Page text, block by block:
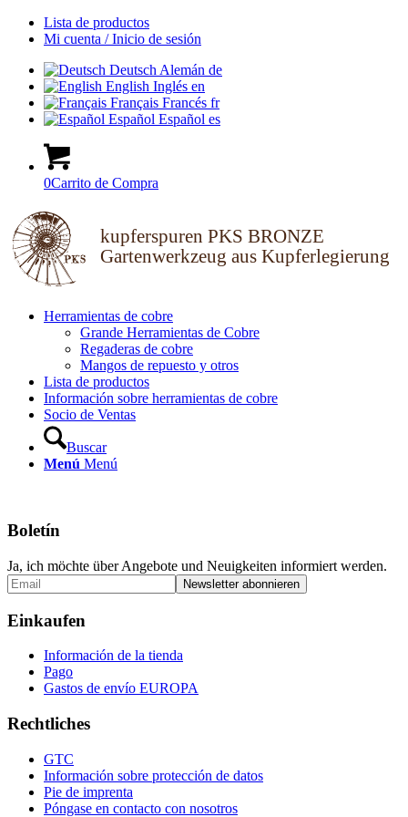
Lista de productos
Mi cuenta / Inicio de sesión
Deutsch Alemán de
English Inglés en
Français Francés fr
Español Español es
0Carrito de Compra
kupferspuren PKS BRONZE
Gartenwerkzeug aus Kupferlegierung
Herramientas de cobre
Grande Herramientas de Cobre
Regaderas de cobre
Mangos de repuesto y otros
Lista de productos
Información sobre herramientas de cobre
Socio de Ventas
Buscar
Menú Menú
Boletín
Ja, ich möchte über Angebote und Neuigkeiten informiert werden.
Einkaufen
Información de la tienda
Pago
Gastos de envío EUROPA
Rechtliches
GTC
Información sobre protección de datos
Pie de imprenta
Póngase en contacto con nosotros